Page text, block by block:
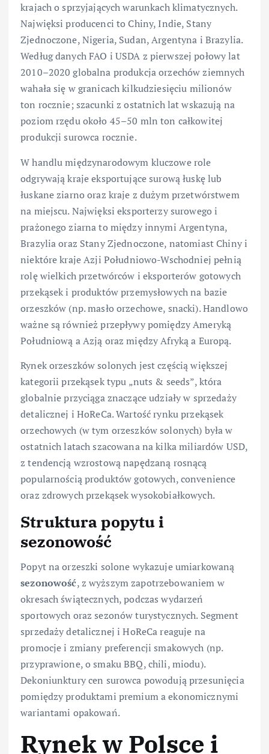
krajach o sprzyjających warunkach klimatycznych.
Najwięksi producenci to Chiny, Indie, Stany
Zjednoczone, Nigeria, Sudan, Argentyna i Brazylia.
Według danych FAO i USDA z pierwszej połowy lat
2010–2020 globalna produkcja orzechów ziemnych
wahała się w granicach kilkudziesięciu milionów
ton rocznie; szacunki z ostatnich lat wskazują na
poziom rzędu około 45–50 mln ton całkowitej
produkcji surowca rocznie.
W handlu międzynarodowym kluczowe role
odgrywają kraje eksportujące surową łuskę lub
łuskane ziarno oraz kraje z dużym przetwórstwem
na miejscu. Najwięksi eksporterzy surowego i
prażonego ziarna to między innymi Argentyna,
Brazylia oraz Stany Zjednoczone, natomiast Chiny i
niektóre kraje Azji Południowo-Wschodniej pełnią
rolę wielkich przetwórców i eksporterów gotowych
przekąsek i produktów przemysłowych na bazie
orzeszków (np. masło orzechowe, snacki). Handlowo
ważne są również przepływy pomiędzy Ameryką
Południową a Azją oraz między Afryką a Europą.
Rynek orzeszków solonych jest częścią większej
kategorii przekąsek typu „nuts & seeds”, która
globalnie przyciąga znaczące udziały w sprzedaży
detalicznej i HoReCa. Wartość rynku przekąsek
orzechowych (w tym orzeszków solonych) była w
ostatnich latach szacowana na kilka miliardów USD,
z tendencją wzrostową napędzaną rosnącą
popularnością produktów gotowych, convenience
oraz zdrowych przekąsek wysokobiałkowych.
Struktura popytu i
sezonowość
Popyt na orzeszki solone wykazuje umiarkowaną
sezonowość, z wyższym zapotrzebowaniem w
okresach świątecznych, podczas wydarzeń
sportowych oraz sezonów turystycznych. Segment
sprzedaży detalicznej i HoReCa reaguje na
promocje i zmiany preferencji smakowych (np.
przyprawione, o smaku BBQ, chili, miodu).
Dekoniunktury cen surowca powodują przesunięcia
pomiędzy produktami premium a ekonomicznymi
wariantami opakowań.
Rynek w Polsce i